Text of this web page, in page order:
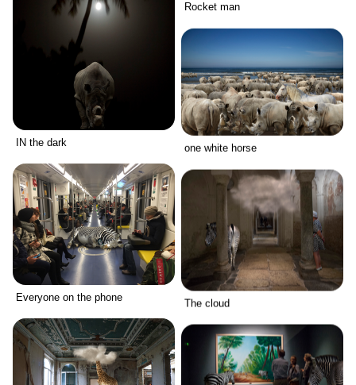
IN the dark
Rocket man
one white horse
Everyone on the phone
The cloud